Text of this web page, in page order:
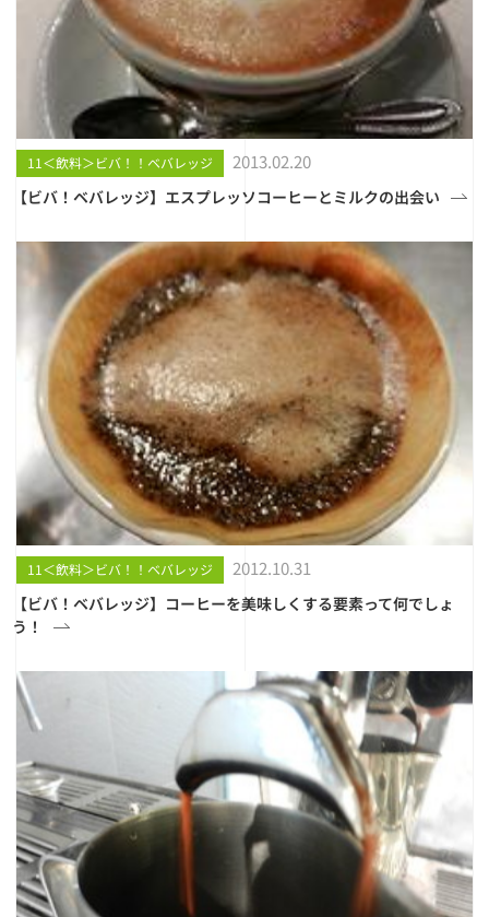
11＜飲料＞ビバ！！ベバレッジ 2013.02.20
【ビバ！ベバレッジ】エスプレッソコーヒーとミルクの出会い
11＜飲料＞ビバ！！ベバレッジ 2012.10.31
【ビバ！ベバレッジ】コーヒーを美味しくする要素って何でしょ
う！